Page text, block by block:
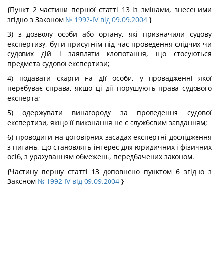
{Пункт 2 частини першої статті 13 із змінами, внесеними
згідно з Законом № 1992-IV від 09.09.2004 }
3) з дозволу особи або органу, які призначили судову
експертизу, бути присутнім під час проведення слідчих чи
судових дій і заявляти клопотання, що стосуються
предмета судової експертизи;
4) подавати скарги на дії особи, у провадженні якої
перебуває справа, якщо ці дії порушують права судового
експерта;
5) одержувати винагороду за проведення судової
експертизи, якщо її виконання не є службовим завданням;
6) проводити на договірних засадах експертні дослідження
з питань, що становлять інтерес для юридичних і фізичних
осіб, з урахуванням обмежень, передбачених законом.
{Частину першу статті 13 доповнено пунктом 6 згідно з
Законом № 1992-IV від 09.09.2004 }